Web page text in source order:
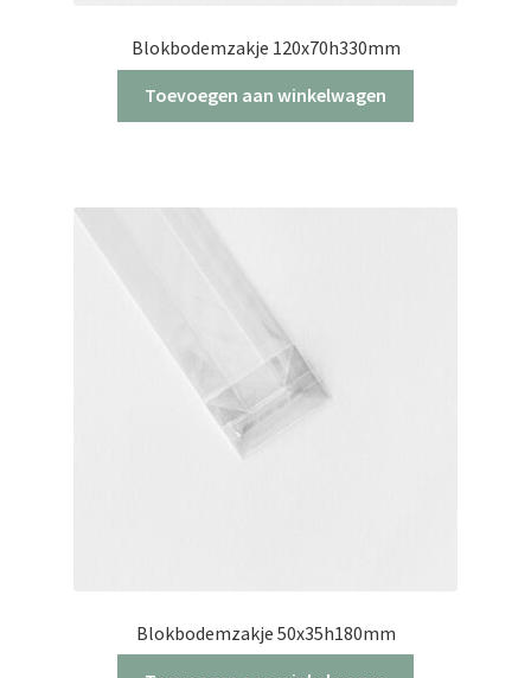
Blokbodemzakje 120x70h330mm
Toevoegen aan winkelwagen
Blokbodemzakje 50x35h180mm